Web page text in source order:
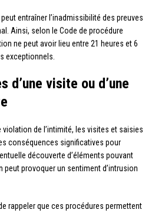
entraîner l’inadmissibilité des preuves
Ainsi, selon le Code de procédure
ne peut avoir lieu entre 21 heures et 6
exceptionnels.
d’une visite ou d’une
de l’intimité, les visites et saisies
conséquences significatives pour
découverte d’éléments pouvant
peut provoquer un sentiment d’intrusion
rappeler que ces procédures permettent